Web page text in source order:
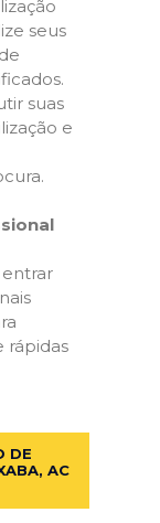
seus
suas
e
rápidas
DE
AC